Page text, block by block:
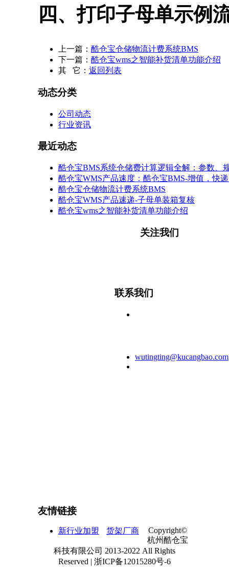
四、打印子母单示例
上一篇： 酷仓宝仓储物流计费系统BMS
下一篇： 酷仓宝wms之智能补货清单功能介绍
其 它： 返回列表
动态分类
公司动态
行业资讯
最近动态
酷仓宝BMS系统仓储费计算逻辑全解：参数、
酷仓宝WMS产品速度：酷仓宝BMS-增值，快
酷仓宝仓储物流计费系统BMS
酷仓宝WMS产品速递-子母单装箱复核
酷仓宝wms之智能补货清单功能介绍
关注我们
联系我们
wutingting@kucangbao.com
友情链接
新行业加盟 货架厂商
Copyright©
杭州酷仓宝
科技有限公司 2013-2022 All Rights
Reserved | 浙ICP备12015280号-6